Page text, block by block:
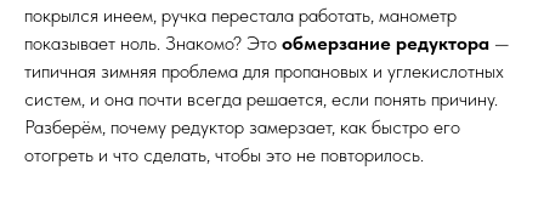
покрылся инеем, ручка перестала работать, манометр
показывает ноль. Знакомо? Это обмерзание редуктора —
типичная зимняя проблема для пропановых и углекислотных
систем, и она почти всегда решается, если понять причину.
Разберём, почему редуктор замерзает, как быстро его
отогреть и что сделать, чтобы это не повторилось.